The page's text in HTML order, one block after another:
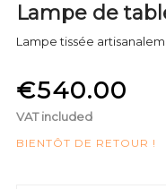
Lampe de
Lampe tissée
€540.00
VAT included
BIENTÔT DE RETOUR !